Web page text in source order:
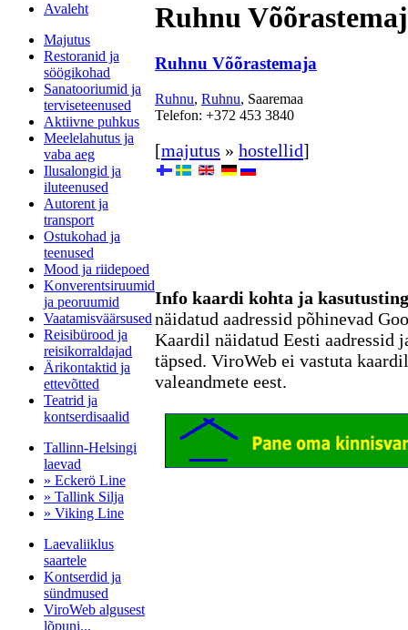
Avaleht
Majutus
Restoranid ja
söögikohad
Sanatooriumid ja
terviseteenused
Aktiivne puhkus
Meelelahutus ja
vaba aeg
Ilusalongid ja
iluteenused
Autorent ja
transport
Ostukohad ja
teenused
Mood ja riidepoed
Konverentsiruumid
ja peoruumid
Vaatamisväärsused
Reisibürood ja
reisikorraldajad
Ärikontaktid ja
ettevõtted
Teatrid ja
kontserdisaalid
Tallinn-Helsingi
laevad
» Eckerö Line
» Tallink Silja
» Viking Line
Laevaliiklus
saartele
Kontserdid ja
sündmused
ViroWeb algusest
lõpuni...
Ruhnu
Ruhnu Võõrastemaja
Ruhnu, Ruhnu, Saaremaa
Telefon: +372 453 3840
[majutus » hostellid]
Info kaardi kohta ja
näidatud aadressid põhinevad
Kaardil näidatud Eesti aadressid
täpsed. ViroWeb ei vastuta
valeandmete eest.